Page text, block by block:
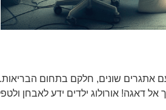
אתגרים שונים, חלקם בתחום
דאגה! אורולוג ילדים ידע לאבחן